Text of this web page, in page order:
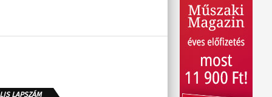
LAPSZÁM